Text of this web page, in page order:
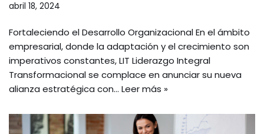
abril 18, 2024
Fortaleciendo el Desarrollo Organizacional En el ámbito
empresarial, donde la adaptación y el crecimiento son
imperativos constantes, LIT Liderazgo Integral
Transformacional se complace en anunciar su nueva
alianza estratégica con… Leer más »